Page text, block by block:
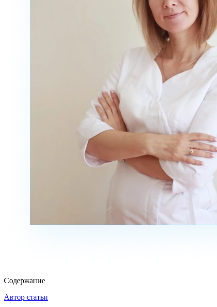
Содержание
Автор статьи